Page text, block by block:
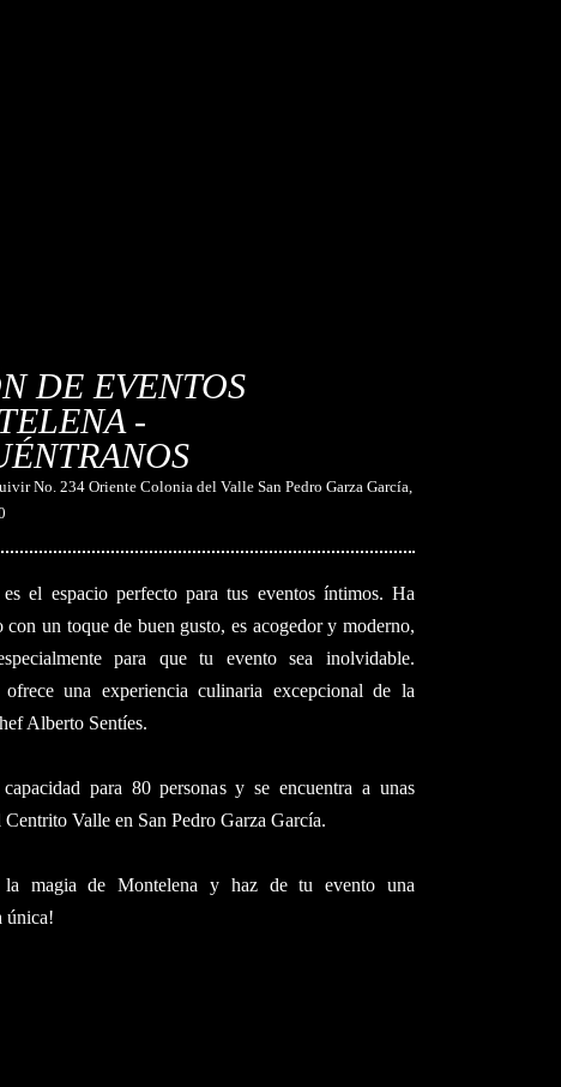
DE EVENTOS
-
No. 234 Oriente Colonia del Valle San Pedro Garza García,
es el espacio perfecto para tus eventos íntimos. Ha
con un toque de buen gusto, es acogedor y moderno,
para que tu evento sea inolvidable.
ofrece una experiencia culinaria excepcional de la
Alberto Sentíes.
para 80 personas y se encuentra a unas
Centrito Valle en San Pedro Garza García.
la magia de Montelena y haz de tu evento una
única!